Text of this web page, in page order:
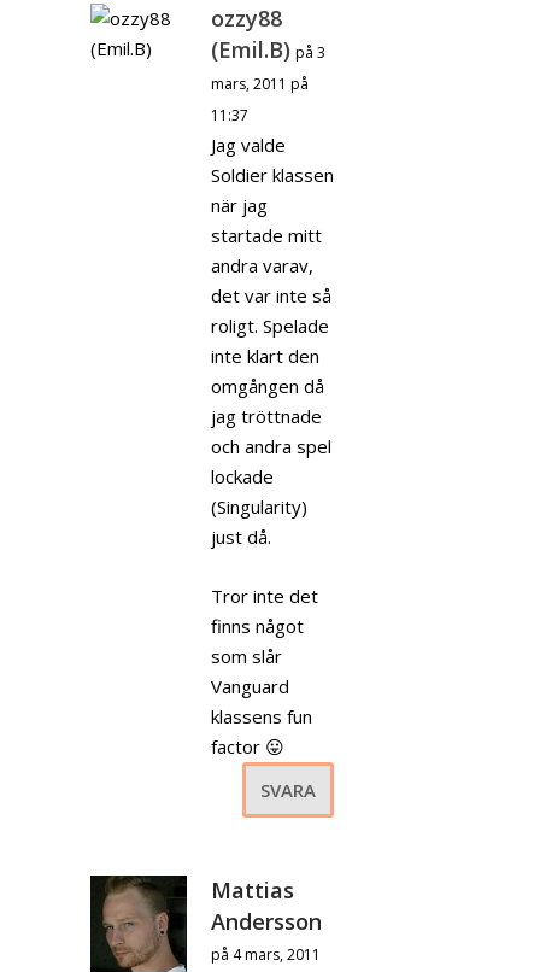
ozzy88
(Emil.B) på 3
mars, 2011 på
11:37
Jag valde
Soldier klassen
när jag
startade mitt
andra varav,
det var inte så
roligt. Spelade
inte klart den
omgången då
jag tröttnade
och andra spel
lockade
(Singularity)
just då.
Tror inte det
finns något
som slår
Vanguard
klassens fun
factor 😛
SVARA
Mattias
Andersson
på 4 mars, 2011